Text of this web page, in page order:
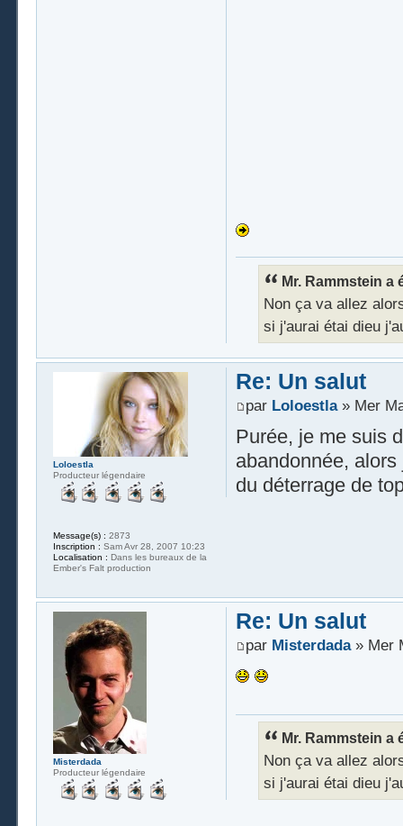
Mr. Rammstein a
Non ça va allez
si j'aurai étai dieu
Re: Un salut
par Loloestla» Mer
Purée, je me suis
abandonnée,
du déterrage de
Loloestla
Producteur légendaire
Message(s) : 2873
Inscription : Sam Avr 28, 2007 10:23
Localisation : Dans les bureaux de la
Ember's Falt production
Re: Un salut
par Misterdada» Mer
Mr. Rammstein a
Non ça va allez
si j'aurai étai dieu
Misterdada
Producteur légendaire